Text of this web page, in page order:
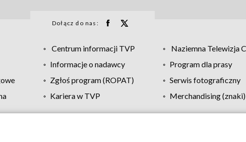
Dołącz do nas:
Centrum informacji TVP Naziemna Telewizja
Informacje o nadawcy
Program dla prasy
Zgłoś program (ROPAT)
Serwis fotograficzny
Kariera w TVP
Merchandising (znaki)